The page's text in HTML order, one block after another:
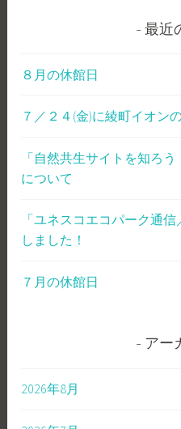
ン
最近
８月の休館日
７／２４(金)に綾町イオン
「自然共生サイトを知ろ
について
「ユネスコエコパーク通
しました！
７月の休館日
アー
2026年8月